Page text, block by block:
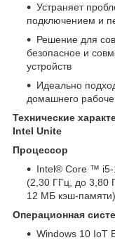
Устраняет
подключением и
Решение для
безопасное и
устройств
Идеально
домашнего
Технические
Intel Unite
Процессор
Intel® Core ™ i5-
(2,30 ГГц, до 3,80
12 МБ кэш-памяти)
Операционная
Windows 10 IoT